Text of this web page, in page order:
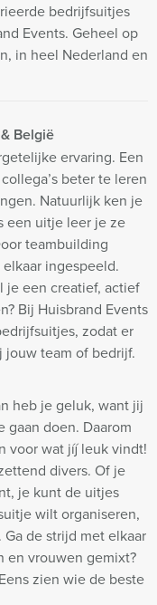
bedrijfsuitjes
Events. Geheel op
in heel Nederland en
België
ervaring. Een
beter te leren
Natuurlijk ken je
een uitje leer je ze
teambuilding
ingespeeld.
je een creatief, actief
Bij Huisbrand Events
zodat er
team of bedrijf.
heb je geluk, want jij
doen. Daarom
voor wat jíj leuk vindt!
divers. Of je
je kunt de uitjes
wilt organiseren,
de strijd met elkaar
en vrouwen gemixt?
zien wie de beste